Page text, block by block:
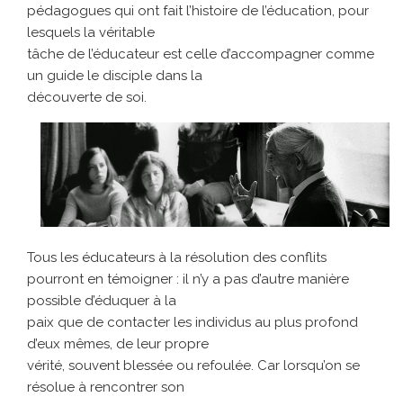
pédagogues qui ont fait l’histoire de l’éducation, pour
lesquels la véritable
tâche de l’éducateur est celle d’accompagner comme
un guide le disciple dans la
découverte de soi.
Tous les éducateurs à la résolution des conflits
pourront en témoigner : il n’y a pas d’autre manière
possible d’éduquer à la
paix que de contacter les individus au plus profond
d’eux mêmes, de leur propre
vérité, souvent blessée ou refoulée. Car lorsqu’on se
résolue à rencontrer son